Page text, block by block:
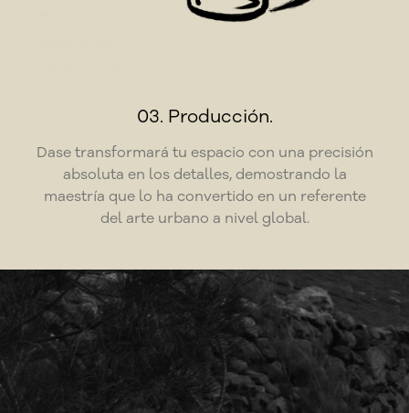
03. Producción.
Dase transformará tu espacio con una precisión
absoluta en los detalles, demostrando la
maestría que lo ha convertido en un referente
del arte urbano a nivel global.